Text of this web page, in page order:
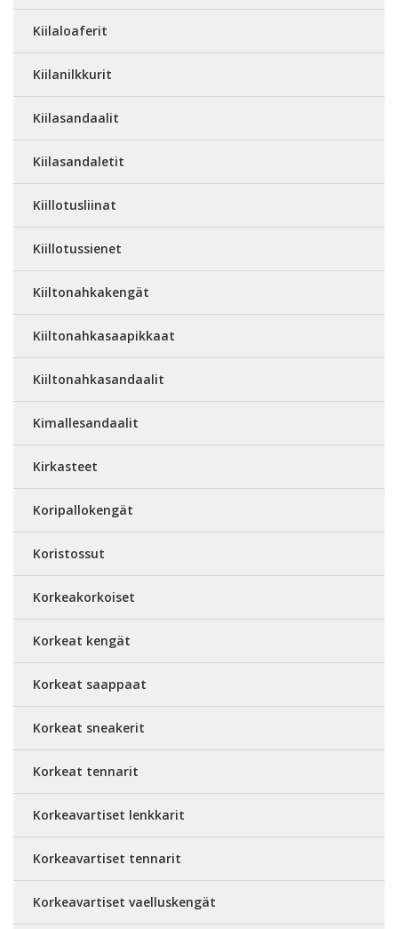
Kiilaloaferit
Kiilanilkkurit
Kiilasandaalit
Kiilasandaletit
Kiillotusliinat
Kiillotussienet
Kiiltonahkakengät
Kiiltonahkasaapikkaat
Kiiltonahkasandaalit
Kimallesandaalit
Kirkasteet
Koripallokengät
Koristossut
Korkeakorkoiset
Korkeat kengät
Korkeat saappaat
Korkeat sneakerit
Korkeat tennarit
Korkeavartiset lenkkarit
Korkeavartiset tennarit
Korkeavartiset vaelluskengät